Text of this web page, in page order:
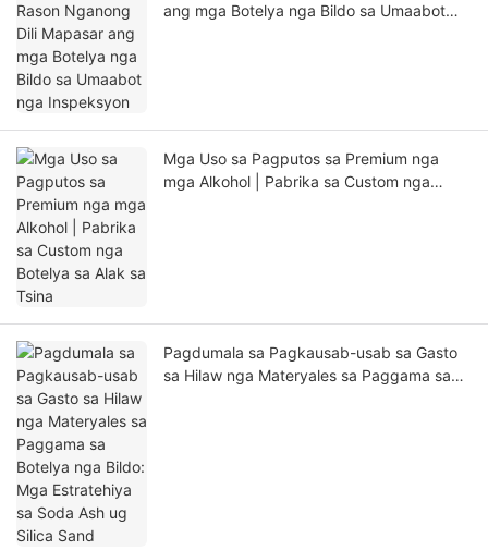
ang mga Botelya nga Bildo sa Umaabot
Mga Uso sa Pagputos sa Premium nga
mga Alkohol | Pabrika sa Custom nga
Pagdumala sa Pagkausab-usab sa Gasto
sa Hilaw nga Materyales sa Paggama sa